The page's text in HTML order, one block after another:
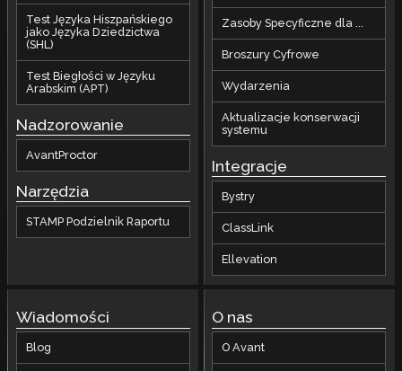
Test Języka Hiszpańskiego
jako Języka Dziedzictwa
(SHL)
Test Biegłości w Języku
Arabskim (APT)
Nadzorowanie
AvantProctor
Narzędzia
STAMP Podzielnik Raportu
Zasoby Specyficzne dla ...
Broszury Cyfrowe
Wydarzenia
Aktualizacje konserwacji
systemu
Integracje
Bystry
ClassLink
Ellevation
Wiadomości
Blog
O nas
O Avant